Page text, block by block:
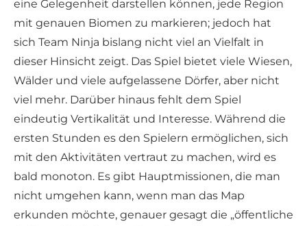
eine Gelegenheit darstellen können, jede Region
mit genauen Biomen zu markieren; jedoch hat
sich Team Ninja bislang nicht viel an Vielfalt in
dieser Hinsicht zeigt. Das Spiel bietet viele Wiesen,
Wälder und viele aufgelassene Dörfer, aber nicht
viel mehr. Darüber hinaus fehlt dem Spiel
eindeutig Vertikalität und Interesse. Während die
ersten Stunden es den Spielern ermöglichen, sich
mit den Aktivitäten vertraut zu machen, wird es
bald monoton. Es gibt Hauptmissionen, die man
nicht umgehen kann, wenn man das Map
erkunden möchte, genauer gesagt die „öffentliche